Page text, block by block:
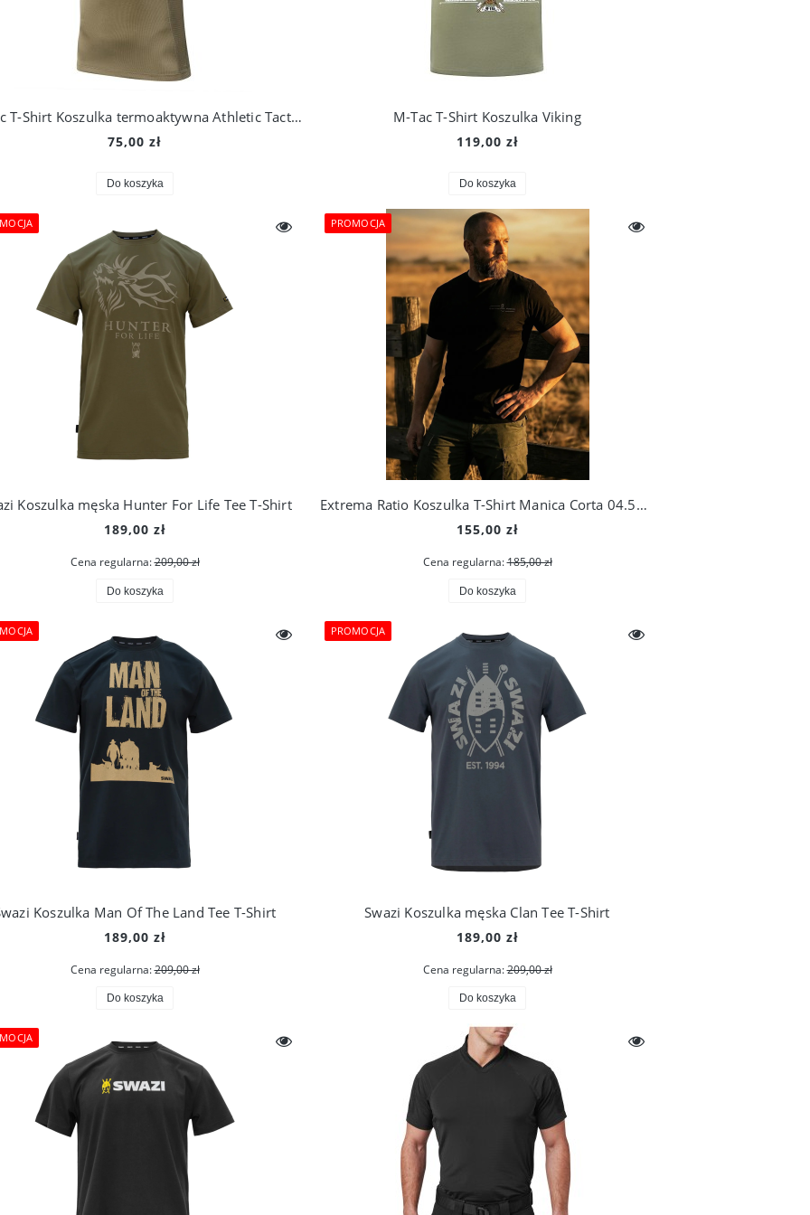
M-Tac T-Shirt Koszulka termoaktywna Athletic Tactical Gen.2
75,00 zł
Do koszyka
M-Tac T-Shirt Koszulka Viking
119,00 zł
Do koszyka
Koszulka męska Hunter For Life Tee T-Shirt
189,00 zł
Cena regularna:209,00 zł
Do koszyka
Extrema Ratio Koszulka T-Shirt Manica Corta 04.5000.0100/BLK
155,00 zł
Cena regularna:185,00 zł
Do koszyka
PROMOCJA
Koszulka Man Of The Land Tee T-Shirt
189,00 zł
Cena regularna:209,00 zł
Do koszyka
Swazi Koszulka męska Clan Tee T-Shirt
189,00 zł
Cena regularna:209,00 zł
Do koszyka
PROMOCJA